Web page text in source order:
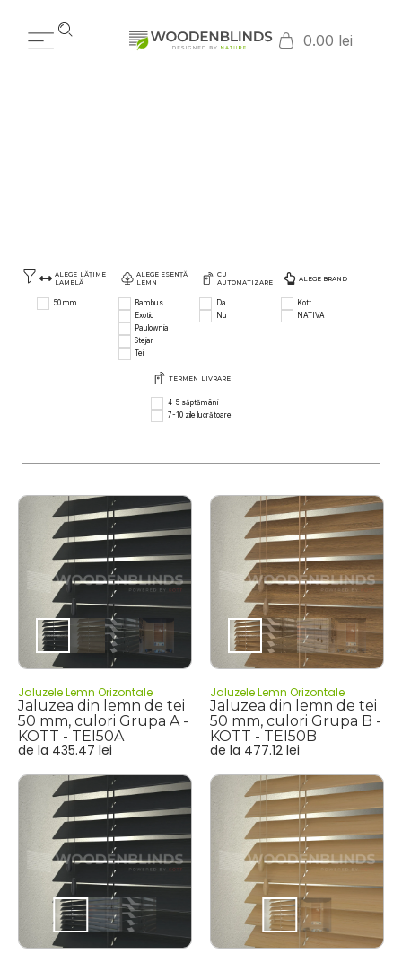
0.00 lei
ALEGE LĂȚIME
LAMELĂ
50 mm
ALEGE ESENȚĂ
LEMN
Bambus
Exotic
Paulownia
Stejar
Tei
CU
AUTOMATIZARE
Da
Nu
ALEGE BRAND
Kott
NATIVA
TERMEN LIVRARE
4-5 săptămâni
7-10 zile lucrătoare
Jaluzele Lemn Orizontale
Jaluzea din lemn de tei
50 mm, culori Grupa A -
KOTT - TEI50A
de la 435.47 lei
Jaluzele Lemn Orizontale
Jaluzea din lemn de tei
50 mm, culori Grupa B -
KOTT - TEI50B
de la 477.12 lei